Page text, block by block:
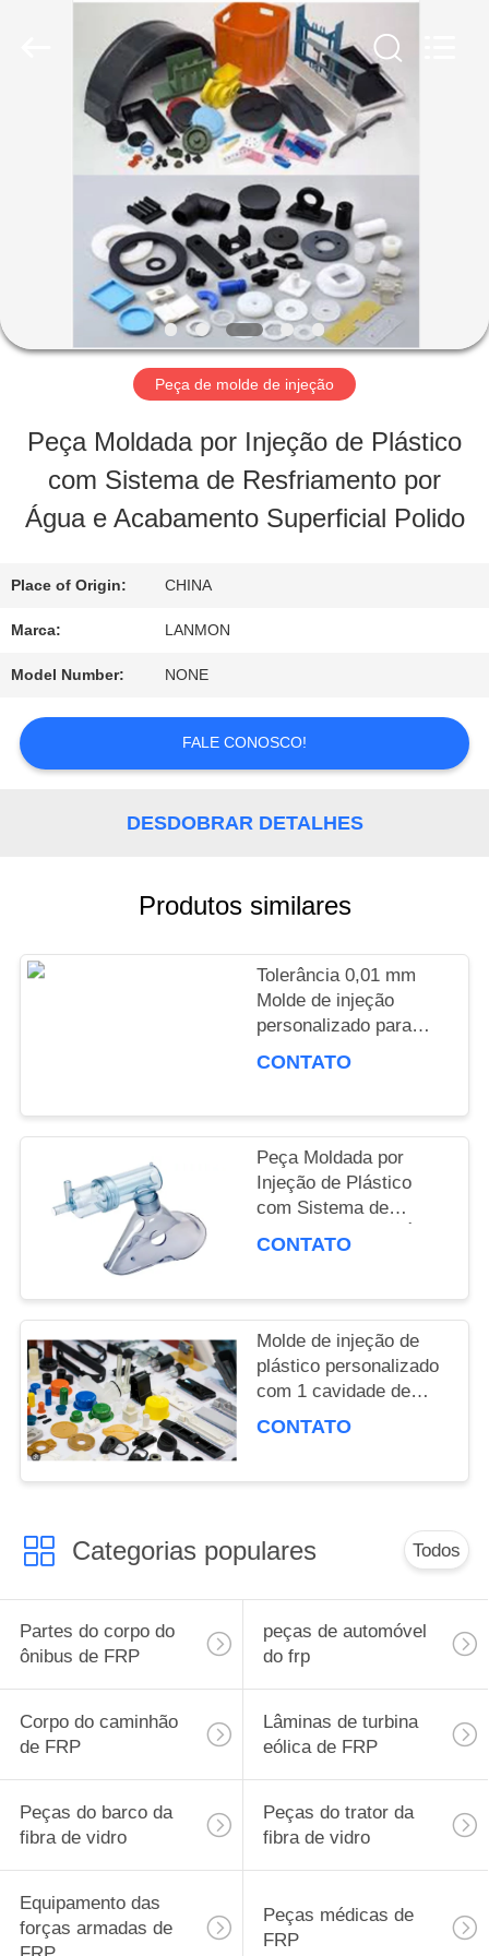
CASA
PRODUTOS
SOBRE
NÓS
EXCURSÃO
DA
FÁBRICA
CONTROLE
DA
QUALIDADE
CONTACTE-
MAPA
PRIVACY
POLICY
Peça de molde de injeção
Peça Moldada por Injeção de Plástico
com Sistema de Resfriamento por
Água e Acabamento Superficial Polido
Place of Origin: CHINA
Marca: LANMON
Model Number: NONE
FALE CONOSCO!
DESDOBRAR DETALHES
Produtos similares
Tolerância 0,01 mm
Molde de injeção
personalizado para
necessidades de
CONTATO
Peça Moldada por
Injeção de Plástico
com Sistema de
Resfriamento por Água
CONTATO
Molde de injeção de
plástico personalizado
com 1 cavidade de
molde e base de molde
CONTATO
Categorias populares Todos
Partes do corpo do
ônibus de FRP
peças de automóvel
do frp
Corpo do caminhão
de FRP
Lâminas de turbina
eólica de FRP
Peças do barco da
fibra de vidro
Peças do trator da
fibra de vidro
Equipamento das
forças armadas de
Peças médicas de
FRP